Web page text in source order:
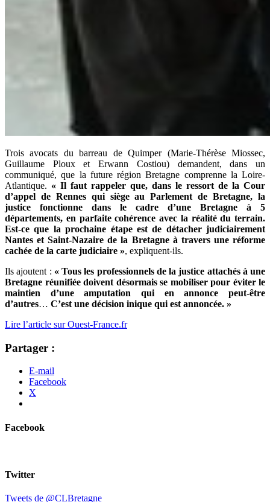
Trois avocats du barreau de Quimper (Marie-Thérèse Miossec,
Guillaume Ploux et Erwann Costiou) demandent, dans un
communiqué, que la future région Bretagne comprenne la Loire-
Atlantique. « Il faut rappeler que, dans le ressort de la Cour
d’appel de Rennes qui siège au Parlement de Bretagne, la
justice fonctionne dans le cadre d’une Bretagne à 5
départements, en parfaite cohérence avec la réalité du terrain.
Est-ce que la prochaine étape est de détacher judiciairement
Nantes et Saint-Nazaire de la Bretagne à travers une réforme
cachée de la carte judiciaire », expliquent-ils.
Ils ajoutent : « Tous les professionnels de la justice attachés à une
Bretagne réunifiée doivent désormais se mobiliser pour éviter le
maintien d’une amputation qui en annonce peut-être
d’autres… C’est une décision inique qui est annoncée. »
Lire l’article sur Ouest-France.fr
Partager :
E-mail
Facebook
X
Facebook
Twitter
Tweets de @CLBretagne